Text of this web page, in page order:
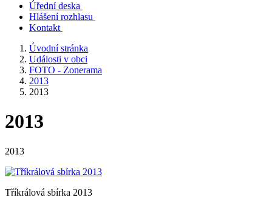
Úřední deska
Hlášení rozhlasu
Kontakt
Úvodní stránka
Události v obci
FOTO - Zonerama
2013
2013
2013
2013
Tříkrálová sbírka 2013